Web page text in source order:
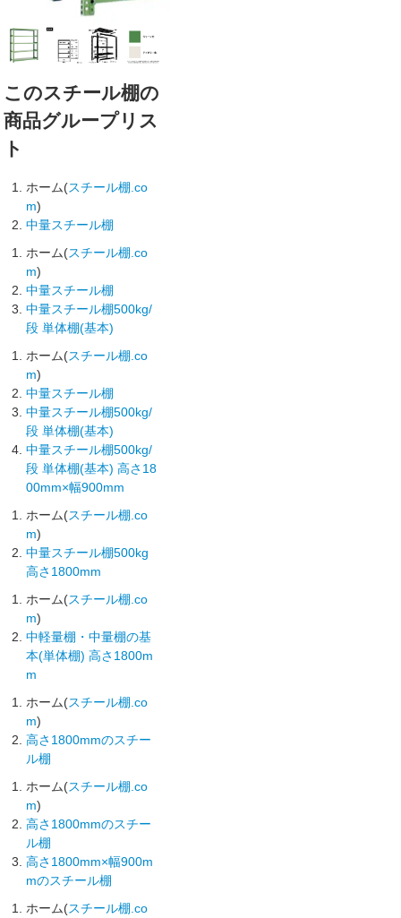
このスチール棚の
商品グループリス
ト
ホーム(スチール棚.co
m)
中量スチール棚
ホーム(スチール棚.co
m)
中量スチール棚
中量スチール棚500kg/
段 単体棚(基本)
ホーム(スチール棚.co
m)
中量スチール棚
中量スチール棚500kg/
段 単体棚(基本)
中量スチール棚500kg/
段 単体棚(基本) 高さ18
00mm×幅900mm
ホーム(スチール棚.co
m)
中量スチール棚500kg
高さ1800mm
ホーム(スチール棚.co
m)
中軽量棚・中量棚の基
本(単体棚) 高さ1800m
m
ホーム(スチール棚.co
m)
高さ1800mmのスチー
ル棚
ホーム(スチール棚.co
m)
高さ1800mmのスチー
ル棚
高さ1800mm×幅900m
mのスチール棚
ホーム(スチール棚.co